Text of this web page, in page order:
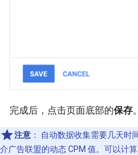
完成后，点击页面底部的保存。
注意 ：
自动数据收集需要几天时
介广告联盟的动态 CPM 值。可以计